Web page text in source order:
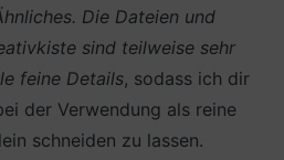
Die Dateien und
sind teilweise sehr
feine Details, sodass ich dir
der Verwendung als reine
schneiden zu lassen.